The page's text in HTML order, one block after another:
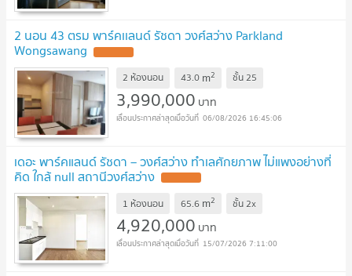
2 นอน 43 ตรม พาร์คเเลนด์ รัชดา วงศ์สว่าง Parkland
Wongsawang
2 ห้องนอน 43.0 m2 ชั้น25
3,990,000 บาท
06/08/2026 16:45:06
เดอะ พาร์คแลนด์ รัชดา – วงศ์สว่าง ทำเลศักยภาพ ไม่แพงอย่างที่
คิด ใกล้ null สถานีวงศ์สว่าง
1 ห้องนอน 65.6 m2 ชั้น2x
4,920,000 บาท
15/07/2026 7:11:00